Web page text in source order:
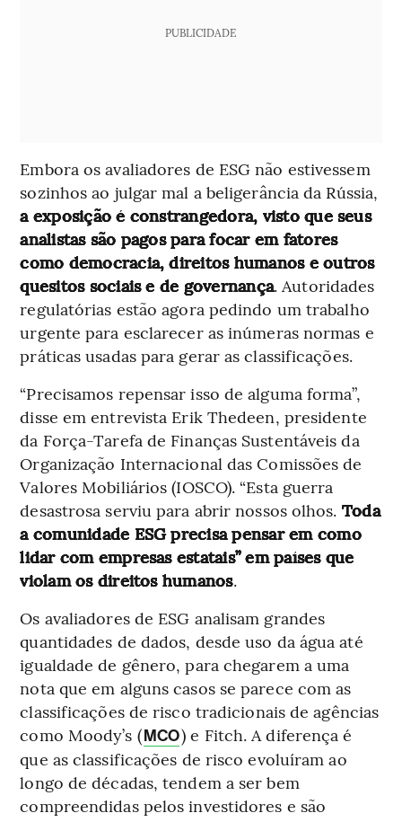
PUBLICIDADE
Embora os avaliadores de ESG não estivessem
sozinhos ao julgar mal a beligerância da Rússia,
a exposição é constrangedora, visto que seus
analistas são pagos para focar em fatores
como democracia, direitos humanos e outros
quesitos sociais e de governança. Autoridades
regulatórias estão agora pedindo um trabalho
urgente para esclarecer as inúmeras normas e
práticas usadas para gerar as classificações.
“Precisamos repensar isso de alguma forma”,
disse em entrevista Erik Thedeen, presidente
da Força-Tarefa de Finanças Sustentáveis da
Organização Internacional das Comissões de
Valores Mobiliários (IOSCO). “Esta guerra
desastrosa serviu para abrir nossos olhos. Toda
a comunidade ESG precisa pensar em como
lidar com empresas estatais” em países que
violam os direitos humanos.
Os avaliadores de ESG analisam grandes
quantidades de dados, desde uso da água até
igualdade de gênero, para chegarem a uma
nota que em alguns casos se parece com as
classificações de risco tradicionais de agências
como Moody’s (MCO) e Fitch. A diferença é
que as classificações de risco evoluíram ao
longo de décadas, tendem a ser bem
compreendidas pelos investidores e são